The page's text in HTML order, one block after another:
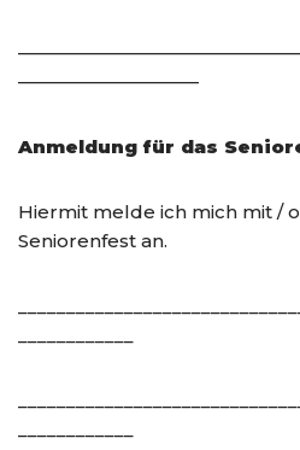
——————————
Anmeldung für das
Hiermit melde ich mich mit /
Seniorenfest an.